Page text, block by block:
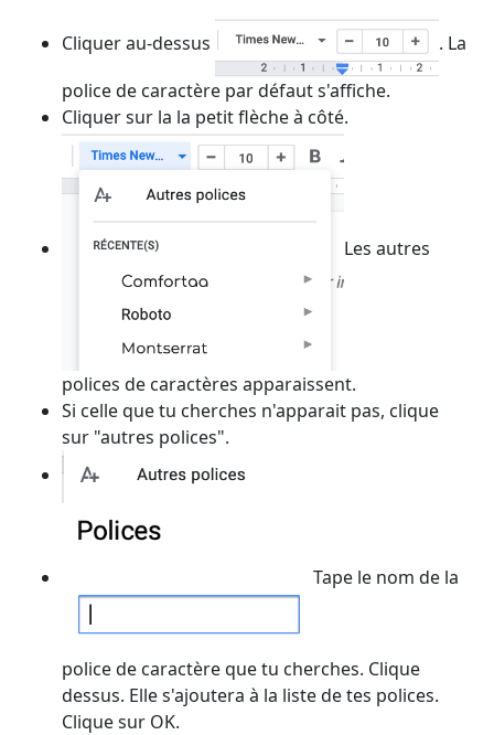
Cliquer au-dessus
. La
police de caractère par défaut s'affiche.
Cliquer sur la la petit flèche à côté.
Les autres
polices de caractères apparaissent.
Si celle que tu cherches n'apparait pas, clique
sur "autres polices".
Tape le nom de la
police de caractère que tu cherches. Clique
dessus. Elle s'ajoutera à la liste de tes polices.
Clique sur OK.